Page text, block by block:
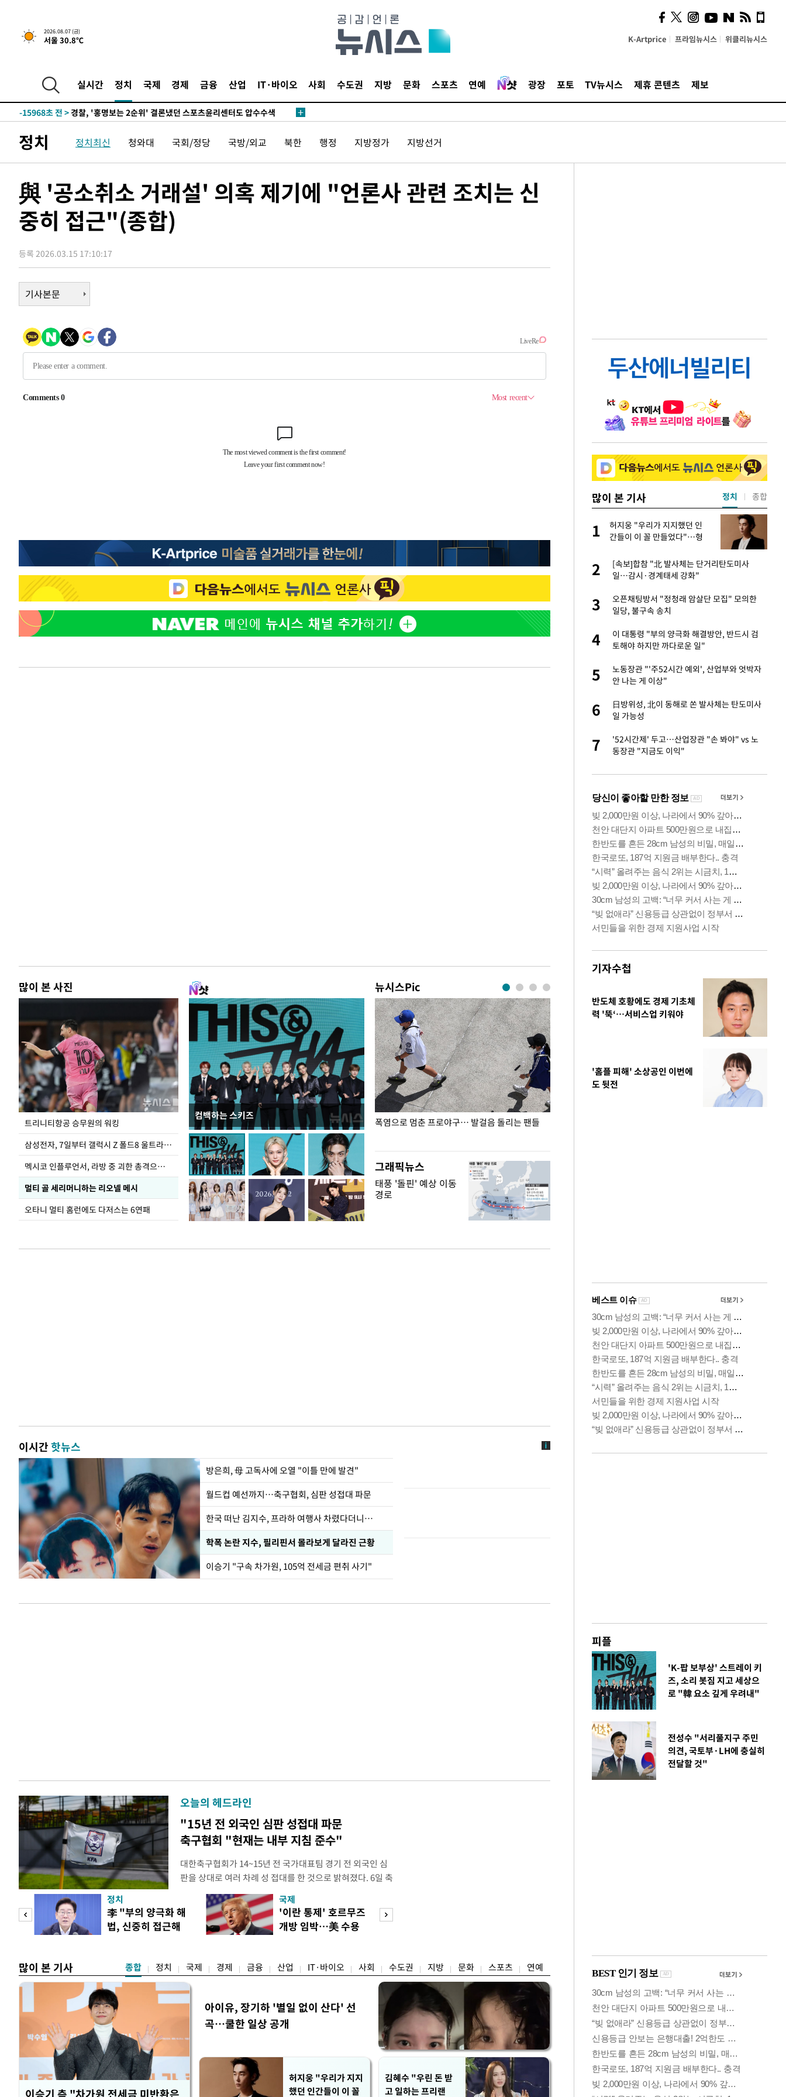
2026.08.07 (금)
서울 30.8℃ K-Artprice 프라임뉴시스 위클리뉴시스
실시간 정치 국제 경제 금융 산업 IT·바이오 사회 수도권 지방 문화 스포츠 연예 광장 포토 TV뉴시스 제휴 콘텐츠 제보
5시간 전 >내일까지 39도 '펄펄'…기상청 "태풍 지나며 폭염 잠시 꺾인다"
-18490초 전 >
[속보] 뉴욕증시, 혼조 출발…나스닥 0.3%↓, 다우 0.14%↑
-17283초 전 >
-15968초 전 >경찰, '홍명보는 2순위' 결론냈던 스포츠윤리센터도 압수수색
-1312초 전 >
日방위성, 北이 동해로 쏜 발사체는 탄도미사일 가능성
4분 전 >[속보] SKT, 에이닷 서비스 장애 발생…"원인 파악 중"
24분 전 > '낮 최고 39도' 불볕더위…한밤 열대야도 계속[내일날씨]
24분 전 >[속보]7~9일 프로야구 3연전도 폭염 취소…11일 재개
30분 전 > "韓 외환시장 개입 관측 배경엔 美의 대한국 무역적자 있어"
36분 전 >서울 낮 37.9도, 올여름 최고치 경신…영등포 순간 '40도'
1시간 전 >[속보]코스닥, 800p 회복…0.26% 오른 801.67 마감
1시간 전 >[속보]코스피, 301.88포인트(4.58%) 내린 6296.38 마감
1시간 전 > [속보]원·달러 환율, 0.7원 내린 1423.8원 마감
2시간 전 >"여기 떨어졌다"…다누리, 스페이스X 로켓 달 충돌 흔적 포착
축구협회, 15년 전 심판 성 접대 파문에 "현재는 내부 지침 준수"
[속보]합참 "北 발사체는 단거리탄도미사일…감시·경계태세 강화"
24분 전 >[속보]7~9일 프로야구 3연전도 폭염 취소…11일 재개
30분 전 >
"韓 외환시장 개입 관측 배경엔 美의 대한국 무역적자 있어"
36분 전 >서울 낮 37.9도, 올여름 최고치 경신…영등포 순간 '40도'
43분 전 >[속보]종합특검, 대검 추가 압수수색…내란 중요임무종사 혐의
1시간 전 >
[속보]코스닥, 800p 회복…0.26% 오른 801.67 마감
1시간 전 >[속보]코스피, 301.88포인트(4.58%) 내린 6296.38 마감
2시간 전 >"여기 떨어졌다"…다누리, 스페이스X 로켓 달 충돌 흔적 포착
정치 정치최신 청와대 국회/정당 국방/외교 북한 행정 지방정가 지방선거
與 '공소취소 거래설' 의혹 제기에 "언론사 관련 조치는 신
중히 접근"(종합)
등록 2026.03.15 17:10:17
기사본문
많이 본 사진
트리니티항공 승무원의 워킹
삼성전자, 7일부터 갤럭시 Z 폴드8 울트라·폴드8·플립8 출시
멕시코 인플루언서, 라방 중 괴한 총격으로 사망
멀티 골 세리머니하는 리오넬 메시
오타니 멀티 홈런에도 다저스는 6연패
컴백하는 스키즈
뉴시스Pic
입추 하루 앞둔 전남광주… 열화상 카메라에 담긴
폭염
폭염으로 멈춘 프로야구… 발걸음 돌리는 팬들
그래픽뉴스
태풍 '돌핀' 예상 이동
경로
이시간핫뉴스
방은희, 母 고독사에 오열 "이틀 만에 발견"
월드컵 예선까지…축구협회, 심판 성접대 파문
한국 떠난 김지수, 프라하 여행사 차렸다더니…
학폭 논란 지수, 필리핀서 몰라보게 달라진 근황
이승기 "구속 차가원, 105억 전세금 편취 사기"
오늘의 헤드라인
"15년 전 외국인 심판 성접대 파문
축구협회 "현재는 내부 지침 준수"
대한축구협회가 14~15년 전 국가대표팀 경기 전 외국인 심
판을 상대로 여러 차례 성 접대를 한 것으로 밝혀졌다. 6일 축
구계에 따르면 국회의 한 의원실은 축구협회가 2011~2012
년 국제심판 10여 명에게 성 접대한 사실을 확인했다. 당시
축구협회는 외국인 심판과 감독관 등 10여 명에게 한 번에
수십만원에서 많게는 100만원이 넘는 돈을 성
정치
李 "부의 양극화 해
법, 신중히 접근해
국제
'이란 통제' 호르무즈
개방 임박…美 수용
많이 본 기사 종합 정치 국제 경제 금융 산업 IT·바이오 사회 수도권 지방 문화 스포츠 연예
이승기 측 "차가원 전세금 미반환은
아이유, 장기하 '별일 없이 산다' 선
곡…쿨한 일상 공개
허지웅 "우리가 지지
했던 인간들이 이 꼴
김혜수 "우린 돈 받
고 일하는 프리랜
많이 본 기사
벌 원해"
2
아이유, 장기하 '별일 없이 산다' 선곡…쿨한
일상 공개
3
허지웅 "우리가 지지했던 인간들이 이 꼴 만
들었다"…형소법 개정에 격한 반응
4
김혜수 "우린 돈 받고 일하는 프리랜서…받
5
효린 "절친에게 남친 빼앗겨…지금이라면 가
1
허지웅 "우리가 지지했던 인
간들이 이 꼴 만들었다"…형
2
[속보]합참 "北 발사체는 단거리탄도미사
일…감시·경계태세 강화"
3
오픈채팅방서 "정청래 암살단 모집" 모의한
일당, 불구속 송치
4
이 대통령 "부의 양극화 해결방안, 반드시 검
토해야 하지만 까다로운 일"
5
노동장관 "'주52시간 예외', 산업부와 엇박자
안 나는 게 이상"
6
日방위성, 北이 동해로 쏜 발사체는 탄도미사
일 가능성
7
'52시간제' 두고…산업장관 "손 봐야" vs 노
동장관 "지금도 이익"
정치 종합
기자수첩
반도체 호황에도 경제 기초체
력 '뚝‘…서비스업 키워야
'홈플 피해' 소상공인 이번에
도 뒷전
피플
'K-팝 보부상' 스트레이 키
즈, 소리 봇짐 지고 세상으
로 "韓 요소 깊게 우려내"
전성수 "서리풀지구 주민
의견, 국토부·LH에 충실히
전달할 것"